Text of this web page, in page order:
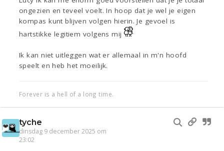
ongezien en teveel voelt. In hoop dat je wel je eigen
kompas kunt blijven volgen hierin. Je gevoel is
hartstikke legitiem volgens mij
Ik kan niet uitleggen wat er allemaal in m'n hoofd
speelt en heb het moeilijk.
Forever is a hell of a long time.
tyche
dinsdag 9 december 2025 om
23:02